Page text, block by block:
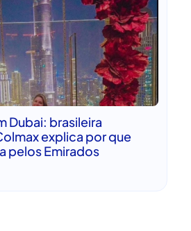
Dubai: brasileira
explica por que
pelos Emirados